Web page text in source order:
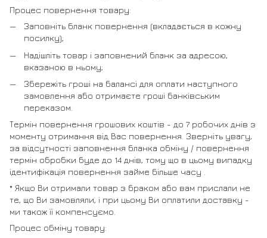
Процес повернення товару:
Заповніть бланк повернення (вкладається в кожну
посилку);
Надішліть товар і заповнений бланк за адресою,
вказаною в ньому;
Збережіть гроші на балансі для оплати наступного
замовлення або отримаєте гроші банківським
переказом.
Термін повернення грошових коштів - до 7 робочих днів з
моменту отримання від Вас повернення. Зверніть увагу,
за відсутності заповнення бланка обміну / повернення
термін обробки буде до 14 днів, тому що в цьому випадку
ідентифікація повернення займе більше часу .
* Якщо Ви отримали товар з браком або вам прислали не
те, що Ви замовляли, і при цьому Ви оплатили доставку -
ми також її компенсуємо.
Процес обміну товару: